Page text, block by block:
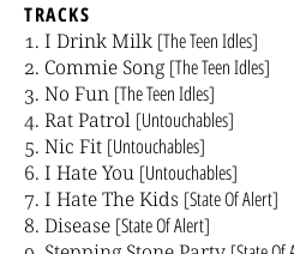
TRACKS
I Drink Milk [The Teen Idles]
Commie Song [The Teen Idles]
No Fun [The Teen Idles]
Rat Patrol [Untouchables]
Nic Fit [Untouchables]
I Hate You [Untouchables]
I Hate The Kids [State Of Alert]
Disease [State Of Alert]